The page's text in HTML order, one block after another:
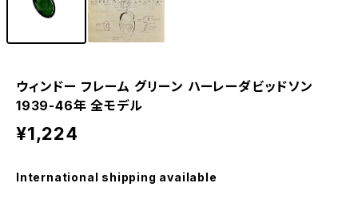
ウィンドー フレーム グリーン ハーレーダビッドソン
1939-46年 全モデル
¥1,224
International shipping available